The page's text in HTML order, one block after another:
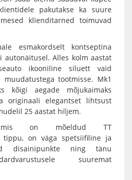
pakutakse ka suure
klienditarned toimuvad
esmakordselt kontseptina
autonäitusel. Alles kolm aastat
ikooniline siluett vaid
muudatustega tootmisse. Mk1
kõigi aegade mõjukaimaks
originaali elegantset lihtsust
25 aastat hiljem.
on mõeldud TT
tippu, on väga spetsiifiline ja
disainipunkte ning tänu
suuremat